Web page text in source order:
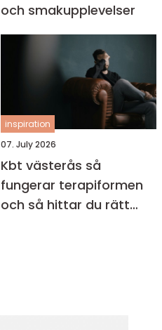
och smakupplevelser
inspiration
07. July 2026
Kbt västerås så
fungerar terapiformen
och så hittar du rätt